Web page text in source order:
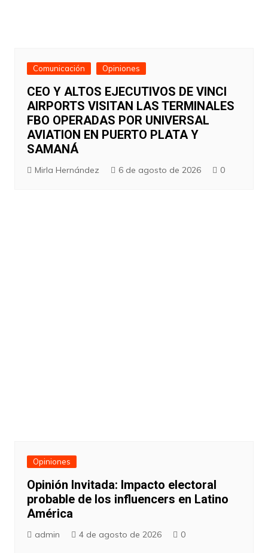
Comunicación Opiniones
CEO Y ALTOS EJECUTIVOS DE VINCI
AIRPORTS VISITAN LAS TERMINALES
FBO OPERADAS POR UNIVERSAL
AVIATION EN PUERTO PLATA Y
SAMANÁ
Mirla Hernández 6 de agosto de 2026 0
Opiniones
Opinión Invitada: Impacto electoral
probable de los influencers en Latino
América
admin 4 de agosto de 2026 0